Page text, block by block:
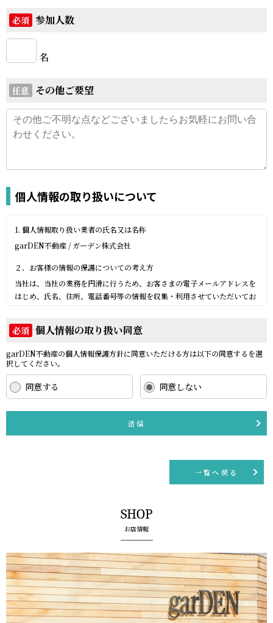
必須 参加人数
名
任意 その他ご要望
個人情報の取り扱いについて
1. 個人情報取り扱い業者の氏名又は名称
garDEN不動産 / ガーデン株式会社
２．お客様の情報の保護についての考え方
当社は、当社の業務を円滑に行うため、お客さまの電子メールアドレスを
はじめ、氏名、住所、電話番号等の情報を収集・利用させていただいてお
当社は、これらのお客さまの個人情報（以下「お客さま情報」といいま
す。）の適正な保護を重大な責務と認識し、この責務を果たすために、次
(1) お客さま情報に適用される個人情報の保護に関する法律その他の関係
法令を遵守し、適切に取り扱います。また、適宜取扱いの改善に努めま
す。
(2) お客さま情報の取扱いに関する規程を明確にし、従業者に周知徹底し
ます。また、取引先等に対しても適切にお客さま情報を取り扱うように要
(3) お客さま情報の収集に際しては、利用目的を特定して通知または公表
(4) お客さま情報の漏洩、紛失、改ざん等を防止するために必要な 対策を
具体的には、以下の内容に従ってお客さま情報の取り扱いをいたします。
当社は、不動産についてのサービスをお客さまにご利用いただくにあた
り、各種の申込みの受付、訪問、提案、見積、各種の工事やサービス提供
等の機会に、当社が直接あるいは協力会社又は業務委託先等を通じて、お
客さまの個人情報（お客さまの電子メールアドレス、氏名、住所、電話番
号等）を取得いたしますが、これらの個人情報は下記の目的に利用させて
必須 個人情報の取り扱い同意
garDEN不動産の個人情報保護方針に同意いただける方は以下の同意するを選
択してください。
同意する 同意しない
送信
一覧へ戻る
SHOP
お店情報